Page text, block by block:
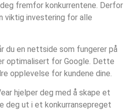
fremfor konkurrentene. Derfor
viktig investering for alle
du en nettside som fungerer på
optimalisert for Google. Dette
opplevelse for kundene dine.
hjelper deg med å skape et
ut i et konkurransepreget